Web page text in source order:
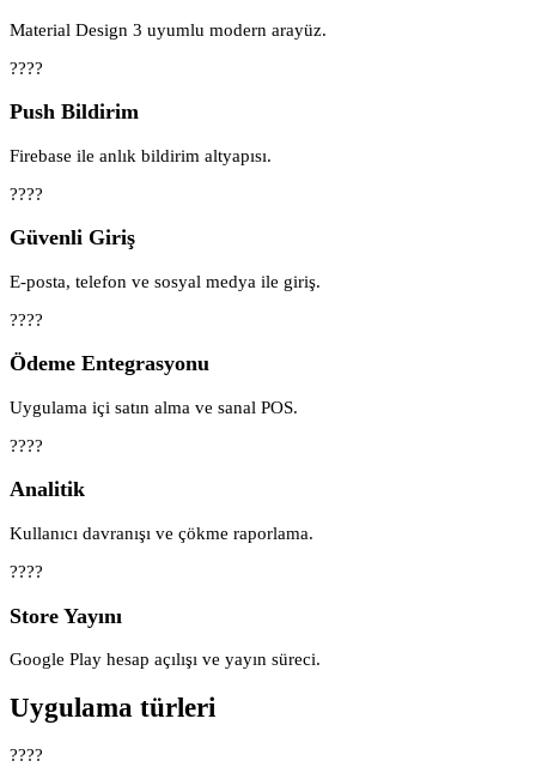
Material Design 3 uyumlu modern arayüz.
????
Push Bildirim
Firebase ile anlık bildirim altyapısı.
????
Güvenli Giriş
E-posta, telefon ve sosyal medya ile giriş.
????
Ödeme Entegrasyonu
Uygulama içi satın alma ve sanal POS.
????
Analitik
Kullanıcı davranışı ve çökme raporlama.
????
Store Yayını
Google Play hesap açılışı ve yayın süreci.
Uygulama türleri
????️